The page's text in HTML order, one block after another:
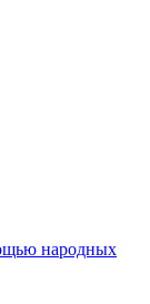
народных